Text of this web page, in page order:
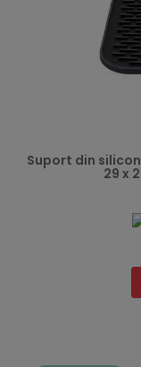
Suport din
29 x